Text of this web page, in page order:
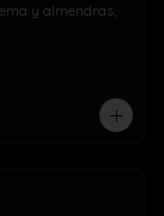
y almendras,